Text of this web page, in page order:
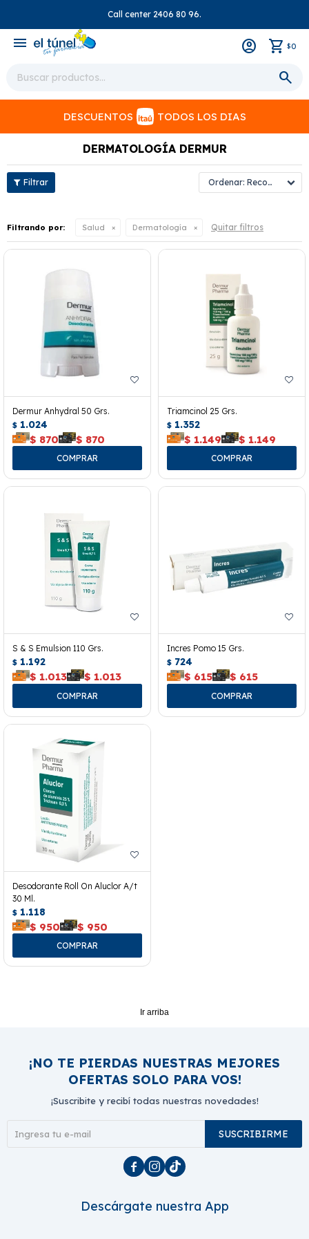
Call center 2406 80 96.
menu $0
DESCUENTOS TODOS LOS DIAS
DERMATOLOGÍA DERMUR
Recomendados
Filtrando por: Salud Dermatología Quitar filtros
Dermur Anhydral 50 Grs.
$ 1.024
$ 870 $ 870
Triamcinol 25 Grs.
$ 1.352
$ 1.149 $ 1.149
S & S Emulsion 110 Grs.
$ 1.192
$ 1.013 $ 1.013
Incres Pomo 15 Grs.
$ 724
$ 615 $ 615
Desodorante Roll On Aluclor A/t
30 Ml.
$ 1.118
$ 950 $ 950
Ir arriba
¡NO TE PIERDAS NUESTRAS MEJORES
OFERTAS SOLO PARA VOS!
¡Suscribite y recibí todas nuestras novedades!
SUSCRIBIRME
  
Descárgate nuestra App
close